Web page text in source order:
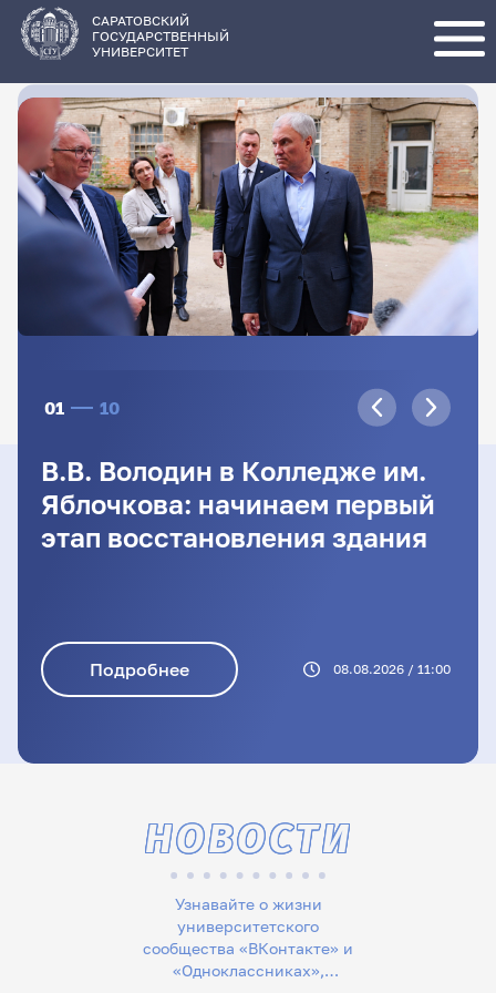
основному
содержанию
САРАТОВСКИЙ
ГОСУДАРСТВЕННЫЙ
УНИВЕРСИТЕТ
01 10
В.В. Володин в Колледже им.
Яблочкова: начинаем первый
этап восстановления здания
Подробнее 08.08.2026 / 11:00
Узнавайте о жизни
университетского
сообщества «ВКонтакте» и
«Одноклассниках»,
НОВОСТИ